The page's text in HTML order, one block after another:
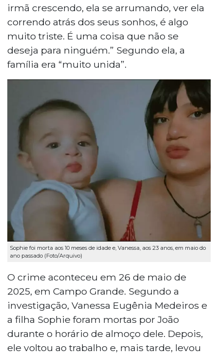
irmã crescendo, ela se arrumando, ver ela
correndo atrás dos seus sonhos, é algo
muito triste. É uma coisa que não se
deseja para ninguém.” Segundo ela, a
família era “muito unida”.
Sophie foi morta aos 10 meses de idade e, Vanessa, aos 23 anos, em maio do
ano passado (Foto/Arquivo)
O crime aconteceu em 26 de maio de
2025, em Campo Grande. Segundo a
investigação, Vanessa Eugênia Medeiros e
a filha Sophie foram mortas por João
durante o horário de almoço dele. Depois,
ele voltou ao trabalho e, mais tarde, levou